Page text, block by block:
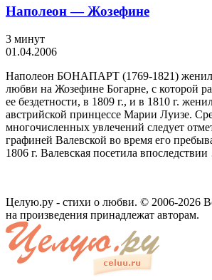
Наполеон — Жозефине
3 минут
01.04.2006
Наполеон БОНАПАРТ (1769-1821)
любви на Жозефине Богарне, с которой
ее бездетности, в 1809 г., и в 1810 г.
австрийской принцессе Марии­ Луизе.
многочисленных увлечений следует
графиней Валевской во время его
1806 г. Валевская посетила
Целую.ру - стихи о любви. © 2006-2026
на произведения принадлежат авторам.